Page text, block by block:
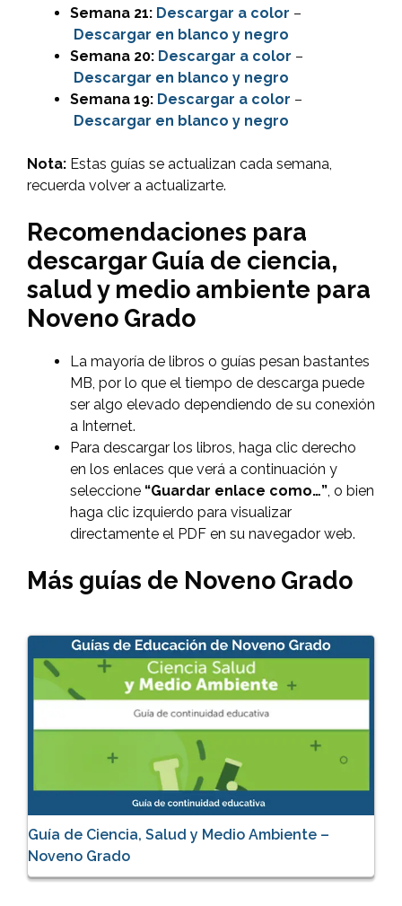
Semana 21: Descargar a color –
Descargar en blanco y negro
Semana 20: Descargar a color –
Descargar en blanco y negro
Semana 19: Descargar a color –
Descargar en blanco y negro
Nota: Estas guías se actualizan cada semana,
recuerda volver a actualizarte.
Recomendaciones para
descargar Guía de ciencia,
salud y medio ambiente para
Noveno Grado
La mayoría de libros o guías pesan bastantes
MB, por lo que el tiempo de descarga puede
ser algo elevado dependiendo de su conexión
a Internet.
Para descargar los libros, haga clic derecho
en los enlaces que verá a continuación y
seleccione “Guardar enlace como…”, o bien
haga clic izquierdo para visualizar
directamente el PDF en su navegador web.
Más guías de Noveno Grado
Guía de Ciencia, Salud y Medio Ambiente –
Noveno Grado